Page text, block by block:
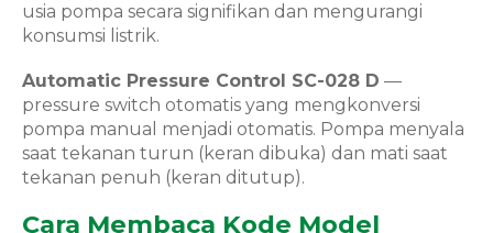
usia pompa secara signifikan dan mengurangi
konsumsi listrik.
Automatic Pressure Control SC-028 D —
pressure switch otomatis yang mengkonversi
pompa manual menjadi otomatis. Pompa menyala
saat tekanan turun (keran dibuka) dan mati saat
tekanan penuh (keran ditutup).
Cara Membaca Kode Model